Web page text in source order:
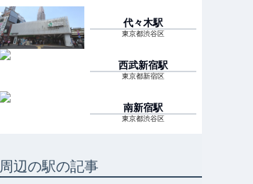
代々木駅
東京都渋谷区
西武新宿駅
東京都新宿区
南新宿駅
東京都渋谷区
周辺の駅の記事